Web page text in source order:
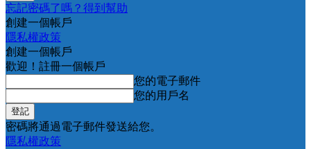
忘記密碼了嗎？得到幫助
創建一個帳戶
隱私權政策
創建一個帳戶
歡迎！註冊一個帳戶
您的電子郵件
您的用戶名
密碼將通過電子郵件發送給您。
隱私權政策